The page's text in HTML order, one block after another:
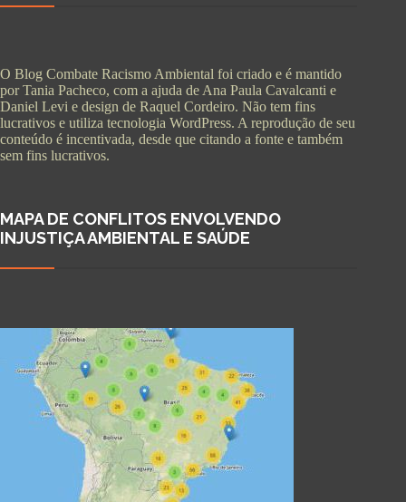
O Blog Combate Racismo Ambiental foi criado e é mantido
por Tania Pacheco, com a ajuda de Ana Paula Cavalcanti e
Daniel Levi e design de Raquel Cordeiro. Não tem fins
lucrativos e utiliza tecnologia WordPress. A reprodução de seu
conteúdo é incentivada, desde que citando a fonte e também
sem fins lucrativos.
MAPA DE CONFLITOS ENVOLVENDO
INJUSTIÇA AMBIENTAL E SAÚDE